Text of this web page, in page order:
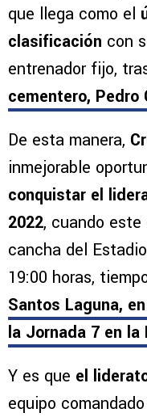
que llega como el
clasificación con
entrenador fijo,
cementero, Pedro
De esta manera,
inmejorable
conquistar el
2022, cuando este
cancha del
19:00 horas,
Santos Laguna,
la Jornada 7 en la
Y es que el
equipo